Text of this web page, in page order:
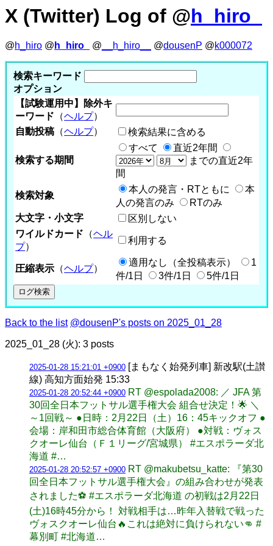
X (Twitter) Log of @h_hiro_
@h_hiro @ h_hiro_ @ __h_hiro__ @dousenP @k000072
検索キーワード
オプション
【試験運用中】除外キ
ーワード （ヘルプ）
自動投稿 （ヘルプ） 検索結果に含める
検索する期間
すべて
直近2年間
までの直近2年
間
検索対象
本人の発言・RTともに
本
人の発言のみ
RTのみ
大文字・小文字
区別しない
ワイルドカード （ヘル
プ）
利用する
圧縮表示 （ヘルプ）
適用なし（全投稿表示）
1
件/1日
3件/1日 5件/1日
Back to the list @dousenP's posts on 2025_01_28
2025_01_28 (火): 3 posts
2025-01-28 15:21:01 +0900 [まもなく始発列車] 新改駅(土讃
線) 高知方面始発 15:33
2025-01-28 20:52:44 +0900 RT @espolada2008: ／ JFA 第
30回全日本フットサル選手権大会 組合せ決定！🌟 ＼
～1回戦～ ●日時：2月22日（土）16：45キックオフ ●
会場：岸和田市総合体育館（大阪府） ●対戦：ヴォス
クオーレ仙台（Ｆ１リーグ/宮城県） #エスポラーダ北
海道 #…
2025-01-28 20:52:57 +0900 RT @makubetsu_katte: 『第30
回全日本フットサル選手権大会』の組み合わせが発表
されました⚽️ #エスポラーダ北海道 の初戦は2月22日
(土)16時45分から！ 対戦相手は…昨年入替戦で戦った
ヴォスクオーレ仙台🔥これは絶対に負けられない👊 #
幕別町 #北海道…